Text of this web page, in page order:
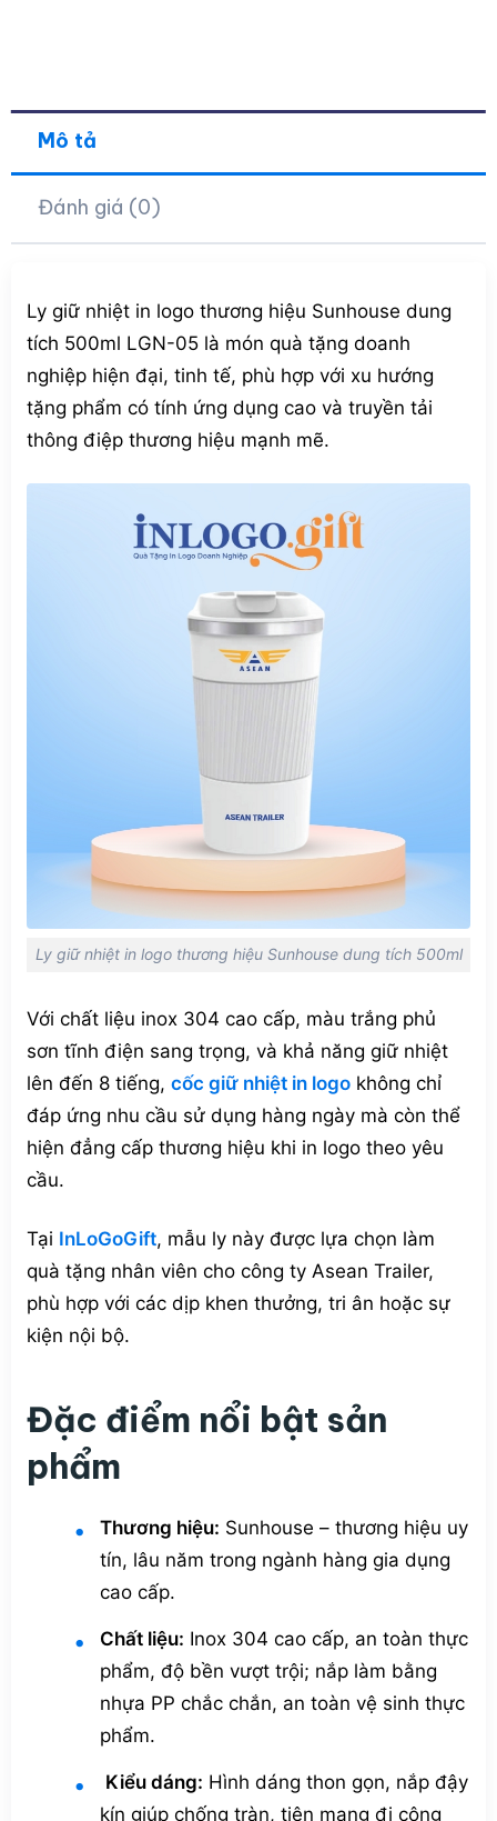
Mô tả
Đánh giá (0)
Ly giữ nhiệt in logo thương hiệu Sunhouse dung
tích 500ml LGN-05 là món quà tặng doanh
nghiệp hiện đại, tinh tế, phù hợp với xu hướng
tặng phẩm có tính ứng dụng cao và truyền tải
thông điệp thương hiệu mạnh mẽ.
Ly giữ nhiệt in logo thương hiệu Sunhouse dung tích 500ml
Với chất liệu inox 304 cao cấp, màu trắng phủ
sơn tĩnh điện sang trọng, và khả năng giữ nhiệt
lên đến 8 tiếng, cốc giữ nhiệt in logokhông chỉ
đáp ứng nhu cầu sử dụng hàng ngày mà còn thể
hiện đẳng cấp thương hiệu khi in logo theo yêu
cầu.
Tại InLoGoGift, mẫu ly này được lựa chọn làm
quà tặng nhân viên cho công ty Asean Trailer,
phù hợp với các dịp khen thưởng, tri ân hoặc sự
kiện nội bộ.
Đặc điểm nổi bật sản
phẩm
Thương hiệu: Sunhouse – thương hiệu uy
tín, lâu năm trong ngành hàng gia dụng
cao cấp.
Chất liệu: Inox 304 cao cấp, an toàn thực
phẩm, độ bền vượt trội; nắp làm bằng
nhựa PP chắc chắn, an toàn vệ sinh thực
phẩm.
Kiểu dáng: Hình dáng thon gọn, nắp đậy
kín giúp chống tràn, tiện mang đi công